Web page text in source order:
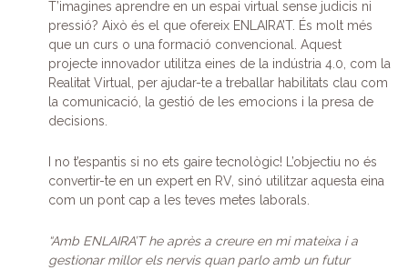
T’imagines aprendre en un espai virtual sense judicis ni
pressió? Això és el que ofereix ENLAIRA’T. És molt més
que un curs o una formació convencional. Aquest
projecte innovador utilitza eines de la indústria 4.0, com la
Realitat Virtual, per ajudar-te a treballar habilitats clau com
la comunicació, la gestió de les emocions i la presa de
decisions.
I no t’espantis si no ets gaire tecnològic! L’objectiu no és
convertir-te en un expert en RV, sinó utilitzar aquesta eina
com un pont cap a les teves metes laborals.
“Amb ENLAIRA’T he après a creure en mi mateixa i a
gestionar millor els nervis quan parlo amb un futur